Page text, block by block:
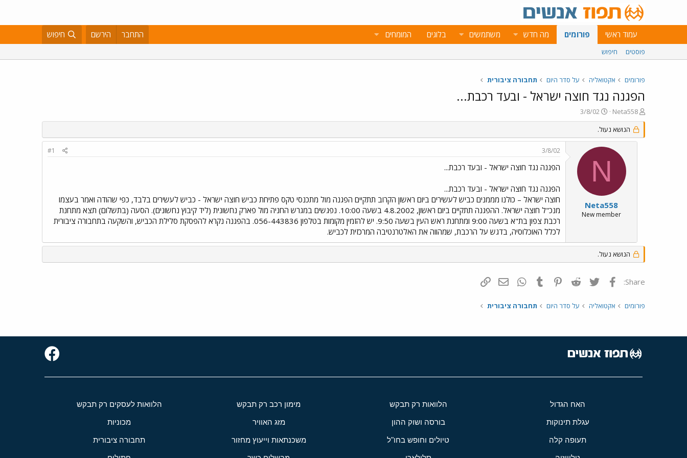
עמוד ראשי פורומים מה חדש משתמשים בלוגים המומחים התחבר הירשם חיפוש
פוסטים חיפוש
פורומים אקטואליה על סדר היום תחבורה ציבורית
הפגנה נגד חוצה ישראל - ובעד רכבת...
פ
ו
ת
ח
Neta558
פ
ו
ר
ס
ם
ת
י
ך
3/8/02
הנושא נעול.
N
Neta558
New member
3/8/02
#1
הפגנה נגד חוצה ישראל - ובעד רכבת...
הפגנה נגד חוצה ישראל - ובעד רכבת...
חוצה ישראל – כולנו מממנים כביש לעשירים ביום ראשון הקרוב תתקיים הפגנה מול מתכנסי טקס פתיחת כביש חוצה ישראל - כביש לעשירים בלבד, כפי שהודה ואמר בעצמו
מנכ"ל חוצה ישראל. ההפגנה תתקיים ביום ראשון, 4.8.2002 בשעה 10:00. נפגשים במגרש החניה מול פארק נחשונית (ליד קיבוץ נחשונים). הסעה (בתשלום) תצא מתחנת
רכבת צפון בת"א בשעה 9:00 ומתחנת ראש העין בשעה 9:50. יש להזמין מקומות בטלפון 056-443836. בהפגנה נקרא להפסקת סלילת הכביש, והשקעה בתחבורה ציבורית
לכלל האוכלוסיה, בדגש על הרכבת, שמהווה את האלטרנטיבה המרכזית לכביש.
הנושא נעול.
Share: פייסבוק Twitter
Reddit
Pinterest
Tumblr
WhatsAppדואר אלקטרוני
פורומים אקטואליה על סדר היום תחבורה ציבורית
האח הגדול הלוואות רק תבקש מימון רכב רק תבקש הלוואות לעסקים רק תבקש
עגלת תינוקות בורסה ושוק ההון מזג האוויר מכוניות
תעופה קלה טיולים וחופש בחו"ל משכנתאות וייעוץ מחזור תחבורה ציבורית